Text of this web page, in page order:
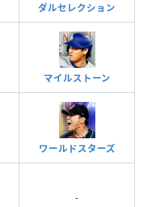
ダルセレクション
マイルストーン
ワールドスターズ
-